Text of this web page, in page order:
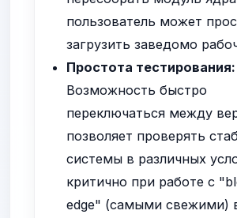
пользователь может
загрузить заведомо
Простота тестирования:
Возможность быстро
переключаться между
позволяет проверять
системы в различных
критично при работе с
edge" (самыми свежими)